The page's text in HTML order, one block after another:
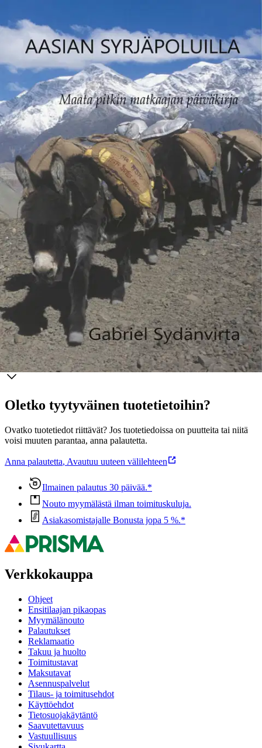
Ei saatavilla
Tuotekuvaus
AASIAN SYRJÄPOLUILLA - MAATA PITKIN MATKAAJAN
PÄIVÄKIRJA Gabriel Sydänvirta, 2019 Kun maailma kutsuu, on
kutsuun vastattava! Tämä on kirja unelmasta ja sen toteuttamisesta,
tarina nuoren miehen huimasta reppumatkasta Suomesta Nepaliin.
Kuuden euron päiväbudjetti, Venäjän, Mongolian, Kiinan, Tiibetin,
Pakistanin ja Intian kautta kulkeva matkareitti sekä utelias mieli
takaavat sen, ettei matkasta tule tylsä.Puoli vuotta kestäneen matkan
aikana Gabriel matkusti maata pitkin junilla, busseilla, pyörällä,
hevosilla, traktoreilla, kanootilla, mopedilla ja kävellen, eläen
paikallisten keskuudessa ja keräten ihmisten tarinoita. Kirjan lukija
pääsee tarinoiden ja hienojen kuvien myötä sukeltamaan paikallisten
ihmisten arkeen ja reissumiehen huimiin seikkailuihin muinaisella
Silkkitiellä. Gabrielin tarinat kuljettavat Venäjän kalastajakylien,
Mongolian äärettömän aron, monikasvoisen Kiinan, Tiibetin
syrjäisten luostareiden ja Pakistanin vuorten yli elämää täynnä
olevaan Intiaan ja edelleen Nepalin vuoristokyliin.
Näytä lisää tuotekuvausta
Ominaisuudet
Oletko tyytyväinen tuotetietoihin?
Ovatko tuotetiedot riittävät? Jos tuotetiedoissa on puutteita tai niitä
voisi muuten parantaa, anna palautetta.
Anna palautetta, Avautuu uuteen välilehteen
Ilmainen palautus 30 päivää.*
Nouto myymälästä ilman toimituskuluja.
Asiakasomistajalle Bonusta jopa 5 %.*
Verkkokauppa
Ohjeet
Ensitilaajan pikaopas
Myymälänouto
Palautukset
Reklamaatio
Takuu ja huolto
Toimitustavat
Maksutavat
Asennuspalvelut
Tilaus- ja toimitusehdot
Käyttöehdot
Tietosuojakäytäntö
Saavutettavuus
Vastuullisuus